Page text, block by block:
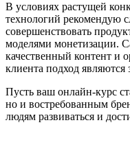
В условиях растущей
технологий рекомендую
совершенствовать
моделями монетизации.
качественный контент и
клиента подход являются
Пусть ваш онлайн-курс
но и востребованным
людям развиваться и